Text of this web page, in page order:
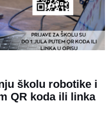
školu robotike i
QR koda ili linka